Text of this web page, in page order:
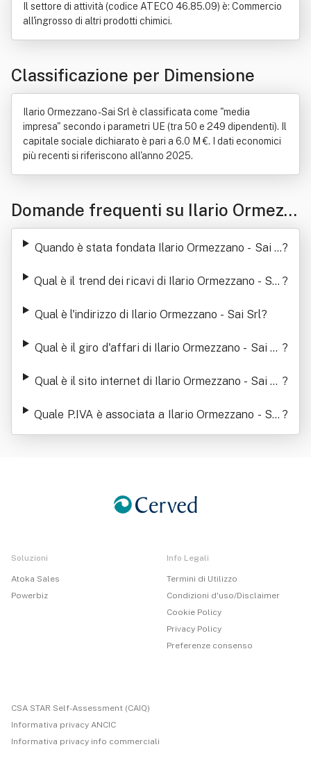
Il settore di attività (codice ATECO 46.85.09) è: Commercio
all'ingrosso di altri prodotti chimici.
Classificazione per Dimensione
Ilario Ormezzano - Sai Srl è classificata come "media
impresa" secondo i parametri UE (tra 50 e 249 dipendenti). Il
capitale sociale dichiarato è pari a 6.0 M €. I dati economici
più recenti si riferiscono all'anno 2025.
Domande frequenti su Ilario Ormezz
ano - Sai Srl
Quando è stata fondata Ilario Ormezzano - Sai S?
Qual è il trend dei ricavi di Ilario Ormezzano - Sai ?
Qual è l'indirizzo di Ilario Ormezzano - Sai Srl?
Qual è il giro d'affari di Ilario Ormezzano - Sai Sr ?
Qual è il sito internet di Ilario Ormezzano - Sai Sr ?
Quale P.IVA è associata a Ilario Ormezzano - Sai
Srl
?
Soluzioni
Atoka Sales
Powerbiz
Info Legali
Termini di Utilizzo
Condizioni d'uso/Disclaimer
Cookie Policy
Privacy Policy
Preferenze consenso
CSA STAR Self-Assessment (CAIQ)
Informativa privacy ANCIC
Informativa privacy info commerciali